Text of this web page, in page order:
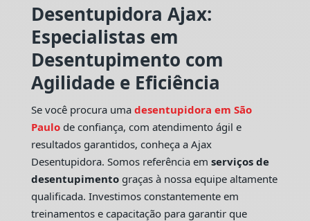
Desentupidora Ajax:
Especialistas em
Desentupimento com
Agilidade e Eficiência
Se você procura uma desentupidora em São
Paulo de confiança, com atendimento ágil e
resultados garantidos, conheça a Ajax
Desentupidora. Somos referência em serviços de
desentupimentograças à nossa equipe altamente
qualificada. Investimos constantemente em
treinamentos e capacitação para garantir que